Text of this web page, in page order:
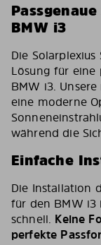
BMW i3
Die
Lösung für eine
BMW i3.
eine moderne
während die
Einfache
Die Installation
für den BMW i3
schnell. Keine
perfekte